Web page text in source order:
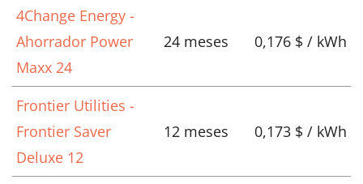
4Change Energy -
Ahorrador Power
Maxx 24
24 meses 0,176 $ / kWh
Frontier Utilities -
Frontier Saver
Deluxe 12
12 meses 0,173 $ / kWh